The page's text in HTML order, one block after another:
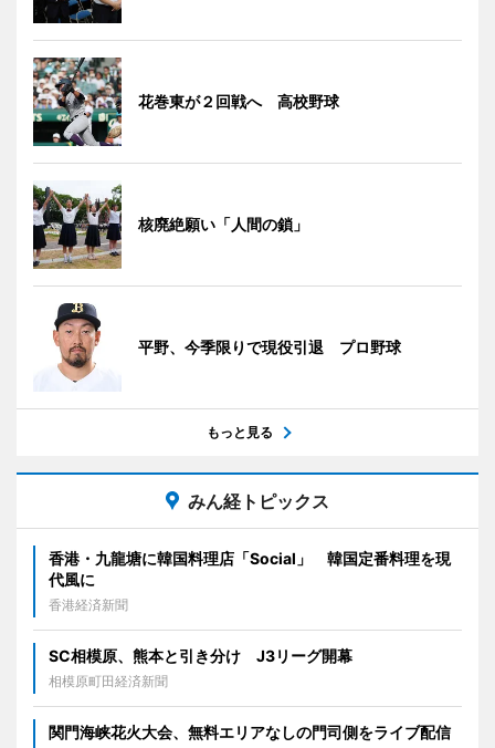
花巻東が２回戦へ 高校野球
核廃絶願い「人間の鎖」
平野、今季限りで現役引退 プロ野球
もっと見る
みん経トピックス
香港・九龍塘に韓国料理店「Social」 韓国定番料理を現
代風に
香港経済新聞
SC相模原、熊本と引き分け J3リーグ開幕
相模原町田経済新聞
関門海峡花火大会、無料エリアなしの門司側をライブ配信